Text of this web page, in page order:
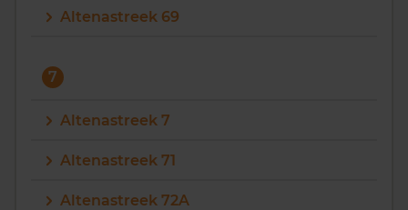
Altenastreek 69
7
Altenastreek 7
Altenastreek 71
Altenastreek 72A